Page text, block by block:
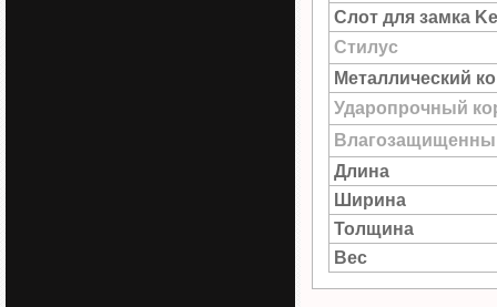
Слот для замка
Стилус
Металлический
Ударопрочный
Длина
Ширина
Толщина
Вес